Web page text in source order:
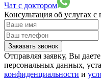
Чат с доктором
Консультация об услугах с
Заказать звонок
Отправляя заявку, Вы
персональных данных,
конфиденциальности и